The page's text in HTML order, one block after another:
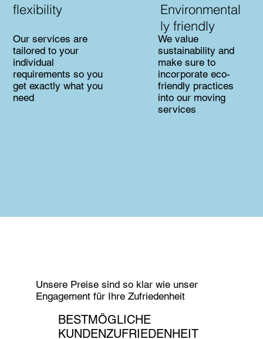
flexibility
Our services are
tailored to your
individual
requirements so you
get exactly what you
need
Environmental
ly friendly
We value
sustainability and
make sure to
incorporate eco-
friendly practices
into our moving
services
Unsere Preise sind so klar wie unser
Engagement für Ihre Zufriedenheit
BESTMÖGLICHE
KUNDENZUFRIEDENHEIT